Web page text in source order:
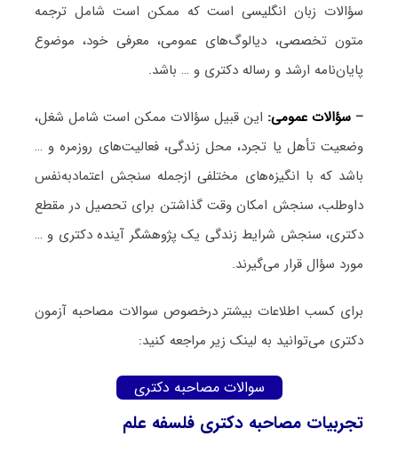
سؤالات زبان انگلیسی است که ممکن است شامل ترجمه
متون تخصصی، دیالوگ‌های عمومی، معرفی خود، موضوع
پایان‌نامه ارشد و رساله دکتری و … باشد.
– سؤالات عمومی: این قبیل سؤالات ممکن است شامل شغل،
وضعیت تأهل یا تجرد، محل زندگی، فعالیت‌های روزمره و …
باشد که با انگیزه‌های مختلفی ازجمله سنجش اعتمادبه‌نفس
داوطلب، سنجش امکان وقت گذاشتن برای تحصیل در مقطع
دکتری، سنجش شرایط زندگی یک پژوهشگر آینده دکتری و …
مورد سؤال قرار می‌گیرند.
برای کسب اطلاعات بیشتر درخصوص سوالات مصاحبه آزمون
دکتری می‌توانید به لینک زیر مراجعه کنید:
سوالات مصاحبه دکتری
تجربیات مصاحبه دکتری فلسفه علم